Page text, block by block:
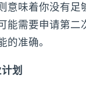
意味着你没有足
能需要申请第二
的准确。
划